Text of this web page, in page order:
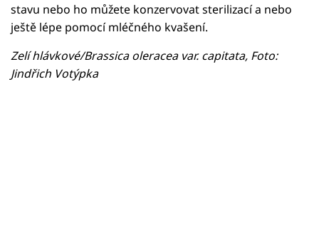
stavu nebo ho můžete konzervovat sterilizací a nebo
ještě lépe pomocí mléčného kvašení.
Zelí hlávkové/Brassica oleracea var. capitata, Foto:
Jindřich Votýpka